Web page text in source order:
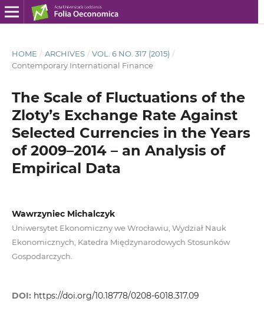
HOME / ARCHIVES / VOL. 6 NO. 317 (2015) /
Contemporary International Finance
The Scale of Fluctuations of the
Zloty’s Exchange Rate Against
Selected Currencies in the Years
of 2009–2014 – an Analysis of
Empirical Data
Wawrzyniec Michalczyk
Uniwersytet Ekonomiczny we Wrocławiu, Wydział Nauk
Ekonomicznych, Katedra Międzynarodowych Stosunków
Gospodarczych.
DOI: https://doi.org/10.18778/0208-6018.317.09